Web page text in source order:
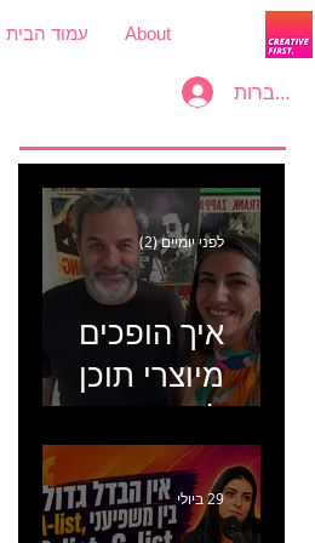
עמוד הבית About
להתחברות
איך הופכים
מיוצרי תוכן
למכונת
קמפיינים? פרק
446 עם יערה
לפני יומיים (2)
29 ביולי